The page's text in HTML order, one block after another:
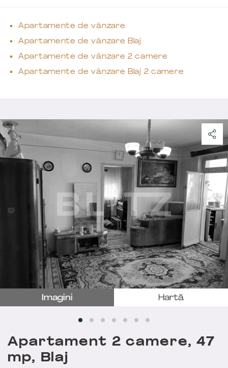
Apartamente de vânzare
Apartamente de vânzare Blaj
Apartamente de vânzare 2 camere
Apartamente de vânzare Blaj 2 camere
Imagini Hartă
Apartament 2 camere, 47
mp, Blaj